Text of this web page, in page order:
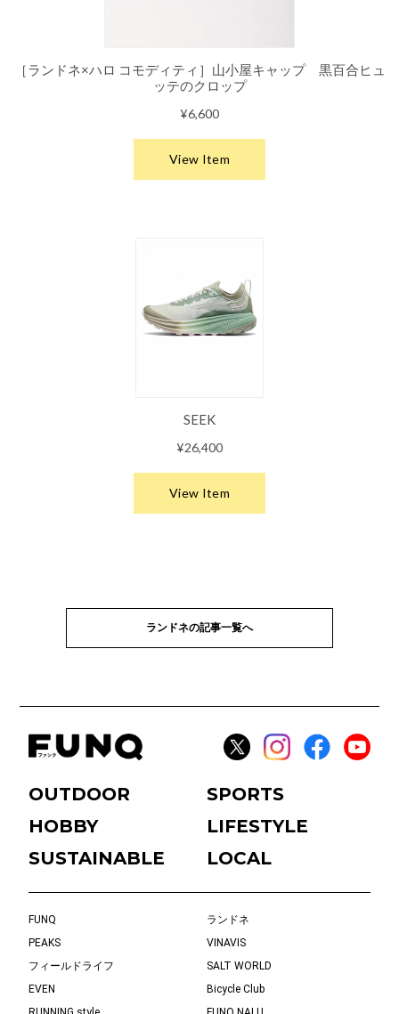
ランドネの記事一覧へ
OUTDOOR
SPORTS
HOBBY
LIFESTYLE
SUSTAINABLE
LOCAL
FUNQ
ランドネ
PEAKS
VINAVIS
フィールドライフ
SALT WORLD
EVEN
Bicycle Club